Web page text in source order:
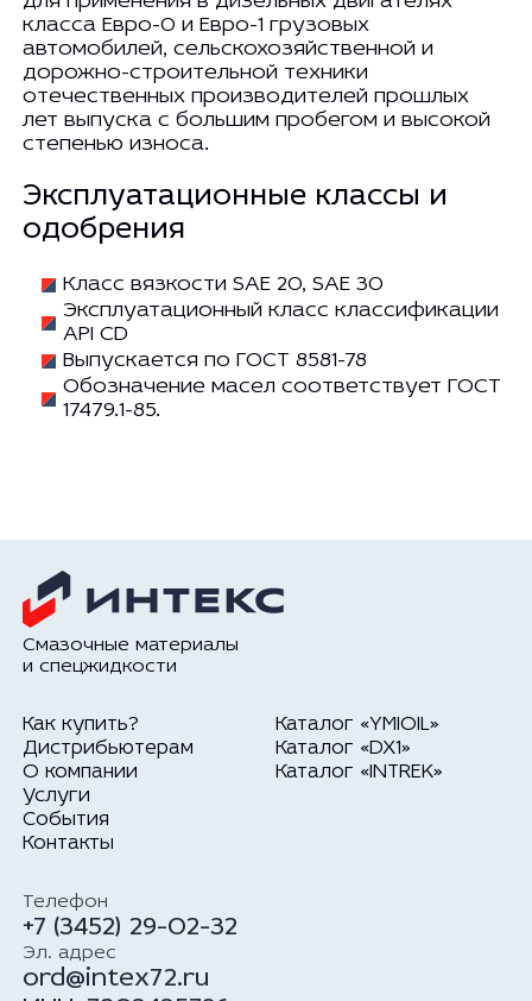
класса Евро-0 и Евро-1 грузовых
автомобилей, сельскохозяйственной и
дорожно-строительной техники
отечественных производителей прошлых
лет выпуска с большим пробегом и высокой
степенью износа.
Эксплуатационные классы и
одобрения
Класс вязкости SAE 20, SAE 30
Эксплуатационный класс классификации
API CD
Выпускается по ГОСТ 8581-78
Обозначение масел соответствует ГОСТ
17479.1-85.
Смазочные материалы
и спецжидкости
Как купить?
Дистрибьютерам
О компании
Услуги
События
Контакты
Каталог «YMIOIL»
Каталог «DX1»
Каталог «INTREK»
Телефон
+7 (3452) 29-02-32
Эл. адрес
ord@intex72.ru